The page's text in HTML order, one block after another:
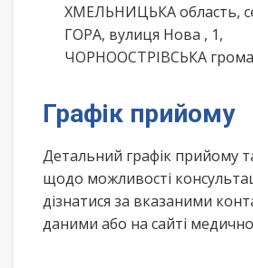
ХМЕЛЬНИЦЬКА область,
ГОРА, вулиця Нова , 1,
ЧОРНООСТРІВСЬКА
Графік прийому
Детальний графік прийому
щодо можливості
дізнатися за вказаними
даними або на сайті